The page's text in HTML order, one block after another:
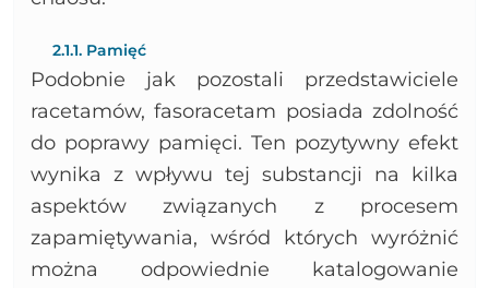
2.1.1. Pamięć
Podobnie jak pozostali przedstawiciele
racetamów, fasoracetam posiada zdolność
do poprawy pamięci. Ten pozytywny efekt
wynika z wpływu tej substancji na kilka
aspektów związanych z procesem
zapamiętywania, wśród których wyróżnić
można odpowiednie katalogowanie